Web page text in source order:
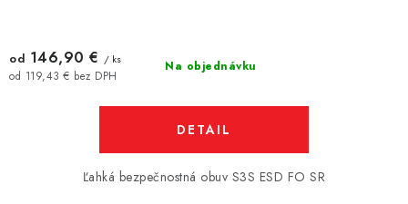
Na objednávku
od 119,43 € bez DPH
od 146,90 € / ks
DETAIL
Ľahká bezpečnostná obuv S3S ESD FO SR